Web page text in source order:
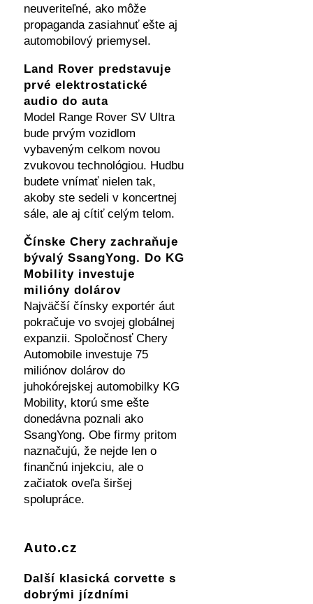
neuveriteľné, ako môže
propaganda zasiahnuť ešte aj
automobilový priemysel.
Land Rover predstavuje
prvé elektrostatické
audio do auta
Model Range Rover SV Ultra
bude prvým vozidlom
vybaveným celkom novou
zvukovou technológiou. Hudbu
budete vnímať nielen tak,
akoby ste sedeli v koncertnej
sále, ale aj cítiť celým telom.
Čínske Chery zachraňuje
bývalý SsangYong. Do KG
Mobility investuje
milióny dolárov
Najväčší čínsky exportér áut
pokračuje vo svojej globálnej
expanzii. Spoločnosť Chery
Automobile investuje 75
miliónov dolárov do
juhokórejskej automobilky KG
Mobility, ktorú sme ešte
donedávna poznali ako
SsangYong. Obe firmy pritom
naznačujú, že nejde len o
finančnú injekciu, ale o
začiatok oveľa širšej
spolupráce.
Auto.cz
Další klasická corvette s
dobrými jízdními